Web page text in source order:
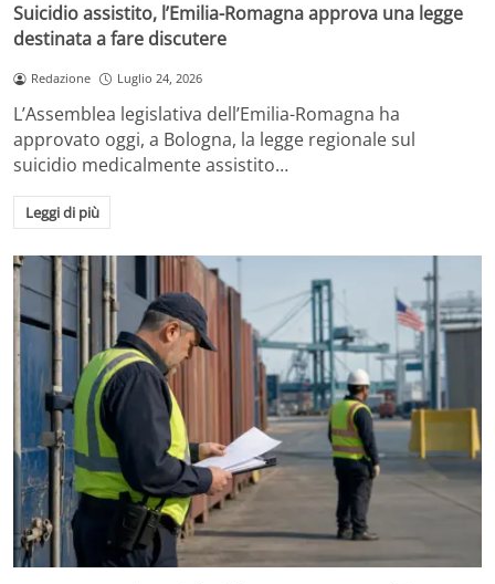
Suicidio assistito, l’Emilia-Romagna approva una legge
destinata a fare discutere
Redazione Luglio 24, 2026
L’Assemblea legislativa dell’Emilia-Romagna ha
approvato oggi, a Bologna, la legge regionale sul
suicidio medicalmente assistito…
Leggi di più